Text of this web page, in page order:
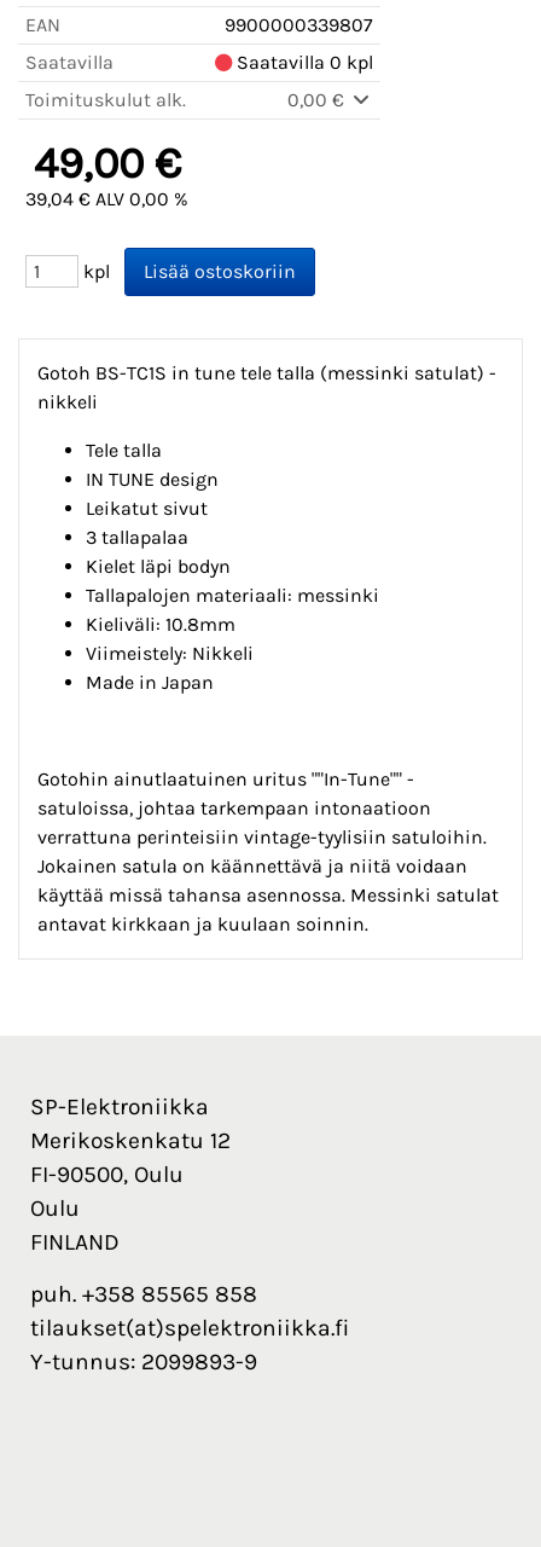
EAN
9900000339807
Saatavilla
Saatavilla 0 kpl
Toimituskulut alk.
0,00 €
49,00 €
39,04 € ALV 0,00 %
kpl
Gotoh BS-TC1S in tune tele talla (messinki satulat) -
nikkeli
Tele talla
IN TUNE design
Leikatut sivut
3 tallapalaa
Kielet läpi bodyn
Tallapalojen materiaali: messinki
Kieliväli: 10.8mm
Viimeistely: Nikkeli
Made in Japan
Gotohin ainutlaatuinen uritus ""In-Tune"" -
satuloissa, johtaa tarkempaan intonaatioon
verrattuna perinteisiin vintage-tyylisiin satuloihin.
Jokainen satula on käännettävä ja niitä voidaan
käyttää missä tahansa asennossa. Messinki satulat
antavat kirkkaan ja kuulaan soinnin.
SP-Elektroniikka
Merikoskenkatu 12
FI-90500, Oulu
Oulu
FINLAND
puh. +358 85565 858
tilaukset(at)spelektroniikka.fi
Y-tunnus: 2099893-9